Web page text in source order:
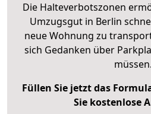
Die Halteverbotszonen
Umzugsgut in Berlin
neue Wohnung zu
sich Gedanken über
müssen.
Füllen Sie jetzt das
Sie kostenlose